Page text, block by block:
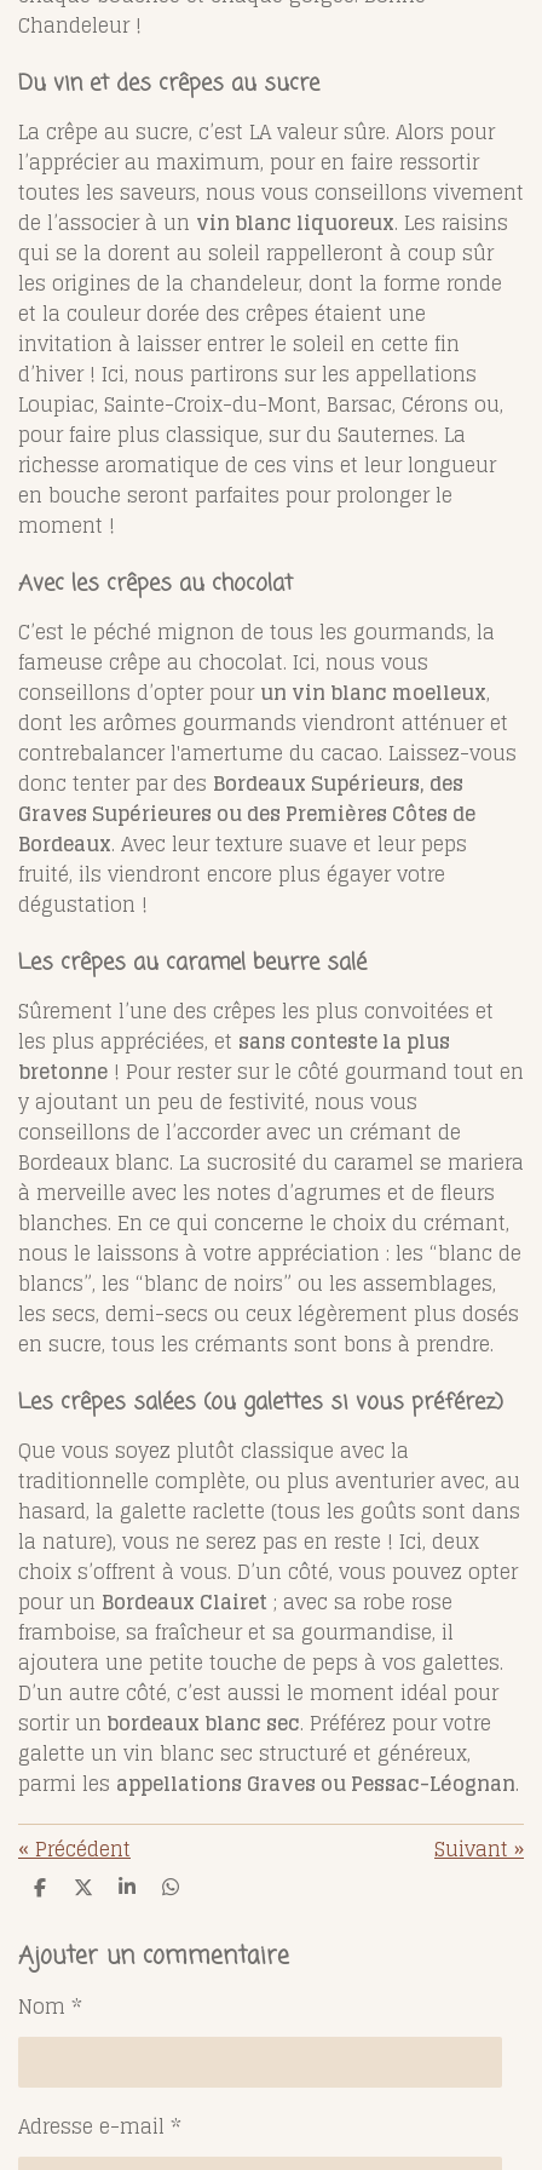
Chandeleur !
Du vin et des crêpes au sucre
La crêpe au sucre, c’est LA valeur sûre. Alors pour
l’apprécier au maximum, pour en faire ressortir
toutes les saveurs, nous vous conseillons vivement
de l’associer à un vin blanc liquoreux. Les raisins
qui se la dorent au soleil rappelleront à coup sûr
les origines de la chandeleur, dont la forme ronde
et la couleur dorée des crêpes étaient une
invitation à laisser entrer le soleil en cette fin
d’hiver ! Ici, nous partirons sur les appellations
Loupiac, Sainte-Croix-du-Mont, Barsac, Cérons ou,
pour faire plus classique, sur du Sauternes. La
richesse aromatique de ces vins et leur longueur
en bouche seront parfaites pour prolonger le
moment !
Avec les crêpes au chocolat
C’est le péché mignon de tous les gourmands, la
fameuse crêpe au chocolat. Ici, nous vous
conseillons d’opter pourun vin blanc moelleux,
dont les arômes gourmands viendront atténuer et
contrebalancer l'amertume du cacao. Laissez-vous
donc tenter par des Bordeaux Supérieurs, des
Graves Supérieures ou des Premières Côtes de
Bordeaux. Avec leur texture suave et leur peps
fruité, ils viendront encore plus égayer votre
dégustation !
Les crêpes au caramel beurre salé
Sûrement l’une des crêpes les plus convoitées et
les plus appréciées, et sans conteste la plus
bretonne ! Pour rester sur le côté gourmand tout en
y ajoutant un peu de festivité, nous vous
conseillons de l’accorder avec un crémant de
Bordeaux blanc. La sucrosité du caramel se mariera
à merveille avec les notes d’agrumes et de fleurs
blanches. En ce qui concerne le choix du crémant,
nous le laissons à votre appréciation : les “blanc de
blancs”, les “blanc de noirs” ou les assemblages,
les secs, demi-secs ou ceux légèrement plus dosés
en sucre, tous les crémants sont bons à prendre.
Les crêpes salées (ou galettes si vous préférez)
Que vous soyez plutôt classique avec la
traditionnelle complète, ou plus aventurier avec, au
hasard, la galette raclette (tous les goûts sont dans
la nature), vous ne serez pas en reste ! Ici, deux
choix s’offrent à vous. D’un côté, vous pouvez opter
pour un Bordeaux Clairet ; avec sa robe rose
framboise, sa fraîcheur et sa gourmandise, il
ajoutera une petite touche de peps à vos galettes.
D’un autre côté, c’est aussi le moment idéal pour
sortir un bordeaux blanc sec. Préférez pour votre
galette un vin blanc sec structuré et généreux,
parmi les appellations Graves ou Pessac-Léognan.
« Précédent Suivant »
P
t
a
e
r
P
t
a
r
P
t
a
r
P
t
a
r
Ajouter un commentaire
Nom *
Adresse e-mail *